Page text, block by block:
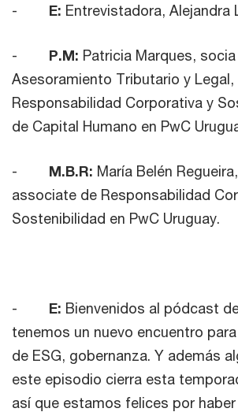
- E: Entrevistadora, Alejandra
- P.M: Patricia Marques,
Asesoramiento Tributario y Legal,
Responsabilidad Corporativa y
de Capital Humano en PwC
- M.B.R: María Belén
associate de Responsabilidad
Sostenibilidad en PwC Uruguay.
- E: Bienvenidos al pódcast
tenemos un nuevo encuentro
de ESG, gobernanza. Y además
este episodio cierra esta
así que estamos felices por